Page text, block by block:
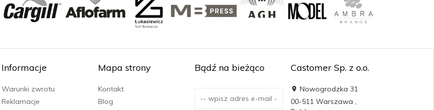
Informacje
Warunki zwrotu
Reklamacje
Mapa strony
Kontakt
Blog
Bądź na bieżąco Castomer Sp. z o.o.
Nowogrodzka 31
00-511 Warszawa ,